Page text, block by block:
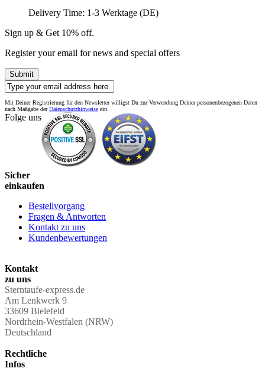
Delivery Time: 1-3 Werktage (DE)
Sign up & Get 10% off.
Register your email for news and special offers
Submit
Mit Deiner Registrierung für den Newsletter willigst Du zur Verwendung Deiner personenbezogenen Daten
nach Maßgabe derDatenschutzhinweise ein.
Folge uns
Sicher
einkaufen
Bestellvorgang
Fragen & Antworten
Kontakt zu uns
Kundenbewertungen
Kontakt
zu uns
Sterntaufe-express.de
Am Lenkwerk 9
33609 Bielefeld
Nordrhein-Westfalen (NRW)
Deutschland
Rechtliche
Infos